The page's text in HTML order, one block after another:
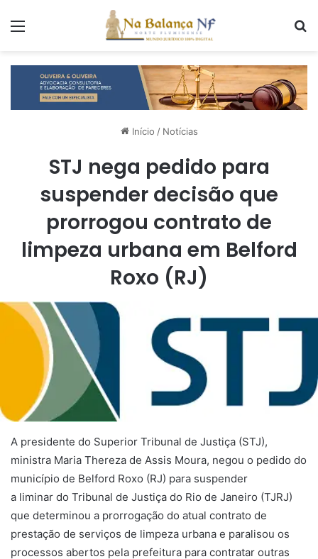
Início / Notícias
STJ nega pedido para
suspender decisão que
prorrogou contrato de
limpeza urbana em Belford
Roxo (RJ)
A presidente do Superior Tribunal de Justiça (STJ),
ministra Maria Thereza de Assis Moura, negou o pedido do
município de Belford Roxo (RJ) para suspender
a liminar do Tribunal de Justiça do Rio de Janeiro (TJRJ)
que determinou a prorrogação do atual contrato de
prestação de serviços de limpeza urbana e paralisou os
processos abertos pela prefeitura para contratar outras